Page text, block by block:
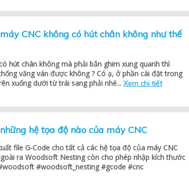
CNC không có hút chân không như thế
hút chân không mà phải bắn ghim xung quanh thì
văng ván được không ? Có ạ, ở phần cài đặt trong
xuống dưới từ trái sang phải nhé... Xem chi tiết
hệ tọa độ nào của máy CNC
file G-Code cho tất cả các hệ tọa độ của máy CNC
ra Woodsoft Nesting còn cho phép nhập kích thước
#woodsoft_nesting #gcode #cnc